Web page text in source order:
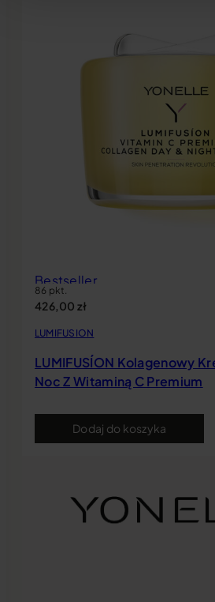
Bestseller
86 pkt.
426,00 zł
LUMIFUSION
LUMIFUSÍON Kolagenowy
Noc Z Witaminą C Premium
Dodaj do koszyka